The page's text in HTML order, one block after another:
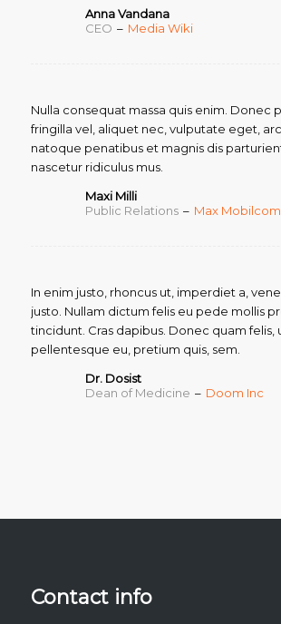
Anna Vandana
CEO – Media Wiki
Nulla consequat massa quis enim. Donec
fringilla vel, aliquet nec, vulputate eget,
natoque penatibus et magnis dis
nascetur ridiculus mus.
Maxi Milli
Public Relations – Max Mobilcom
In enim justo, rhoncus ut, imperdiet a,
justo. Nullam dictum felis eu pede mollis
tincidunt. Cras dapibus. Donec quam felis,
pellentesque eu, pretium quis, sem.
Dr. Dosist
Dean of Medicine – Doom Inc
Contact info